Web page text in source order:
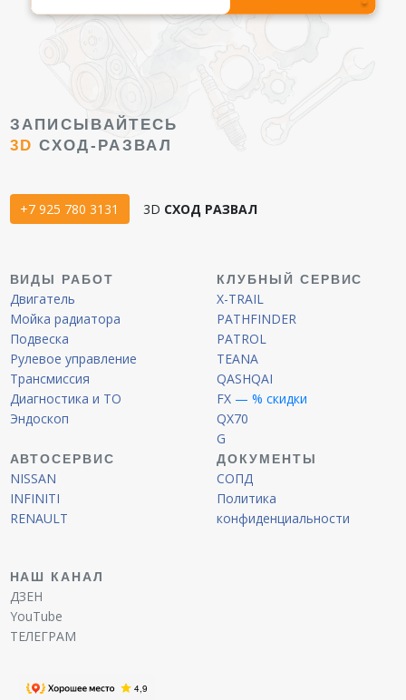
ЗАПИСЫВАЙТЕСЬ
3D СХОД-РАЗВАЛ
+7 925 780 3131 3D СХОД РАЗВАЛ
ВИДЫ РАБОТ
Двигатель
Мойка радиатора
Подвеска
Рулевое управление
Трансмиссия
Диагностика и ТО
Эндоскоп
КЛУБНЫЙ СЕРВИС
X-TRAIL
PATHFINDER
PATROL
TEANA
QASHQAI
FX — % скидки
QX70
G
АВТОСЕРВИС
NISSAN
INFINITI
RENAULT
ДОКУМЕНТЫ
СОПД
Политика
конфиденциальности
НАШ КАНАЛ
ДЗЕН
YouTube
ТЕЛЕГРАМ